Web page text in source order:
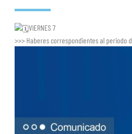
VIERNES 7
>>> Haberes correspondientes al periodo